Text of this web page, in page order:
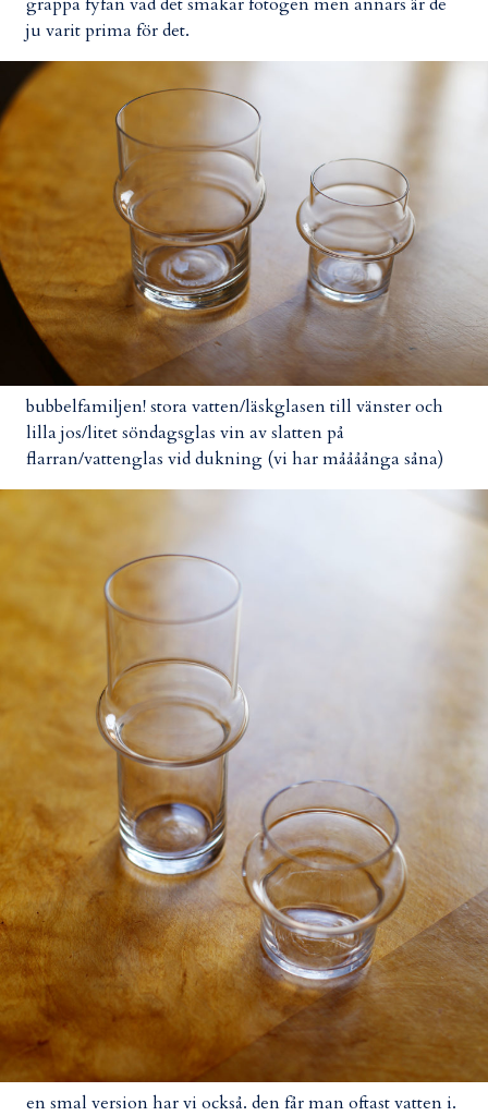
ju varit prima för det.
bubbelfamiljen! stora vatten/läskglasen till vänster och
lilla jos/litet söndagsglas vin av slatten på
flarran/vattenglas vid dukning (vi har måååånga såna)
en smal version har vi också. den får man oftast vatten i.